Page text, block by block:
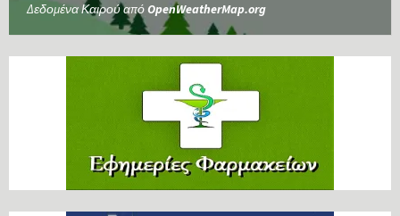
Δεδομένα Καιρού από OpenWeatherMap.org